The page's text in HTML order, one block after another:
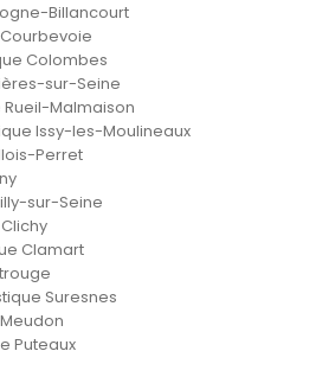
Billancourt
Colombes
sur-Seine
Malmaison
Issy-les-Moulineaux
Perret
sur-Seine
Clamart
Suresnes
Puteaux